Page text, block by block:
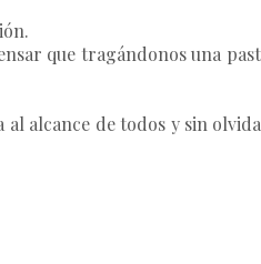
que tragándonos una
alcance de todos y sin